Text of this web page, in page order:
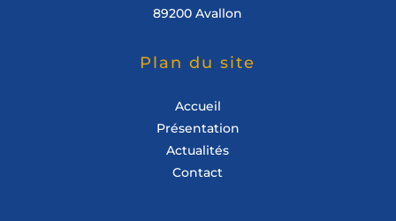
89200 Avallon
Plan du site
Accueil
Présentation
Actualités
Contact